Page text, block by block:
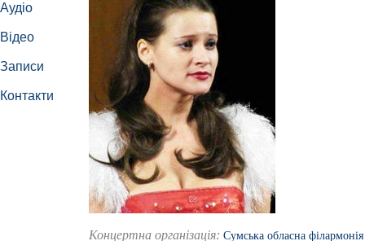
Аудіо
Відео
Записи
Контакти
Концертна організація: Сумська обласна філармонія